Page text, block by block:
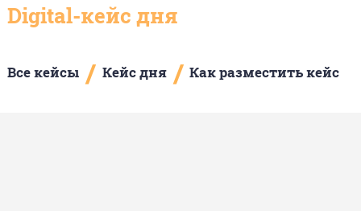
Digital-кейс дня
Все кейсы / Кейс дня / Как разместить кейс